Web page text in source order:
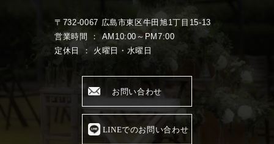
〒732-0067 広島市東区牛田旭1丁目15-13
営業時間 ： AM10:00～PM7:00
定休日 ： 火曜日・水曜日
お問い合わせ
LINEでのお問い合わせ